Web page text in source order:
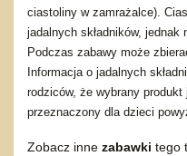
ciastoliny w zamrażalce).
jadalnych składników,
Podczas zabawy może
Informacja o jadalnych
rodziców, że wybrany
przeznaczony dla dzieci
Zobacz inne zabawki tego